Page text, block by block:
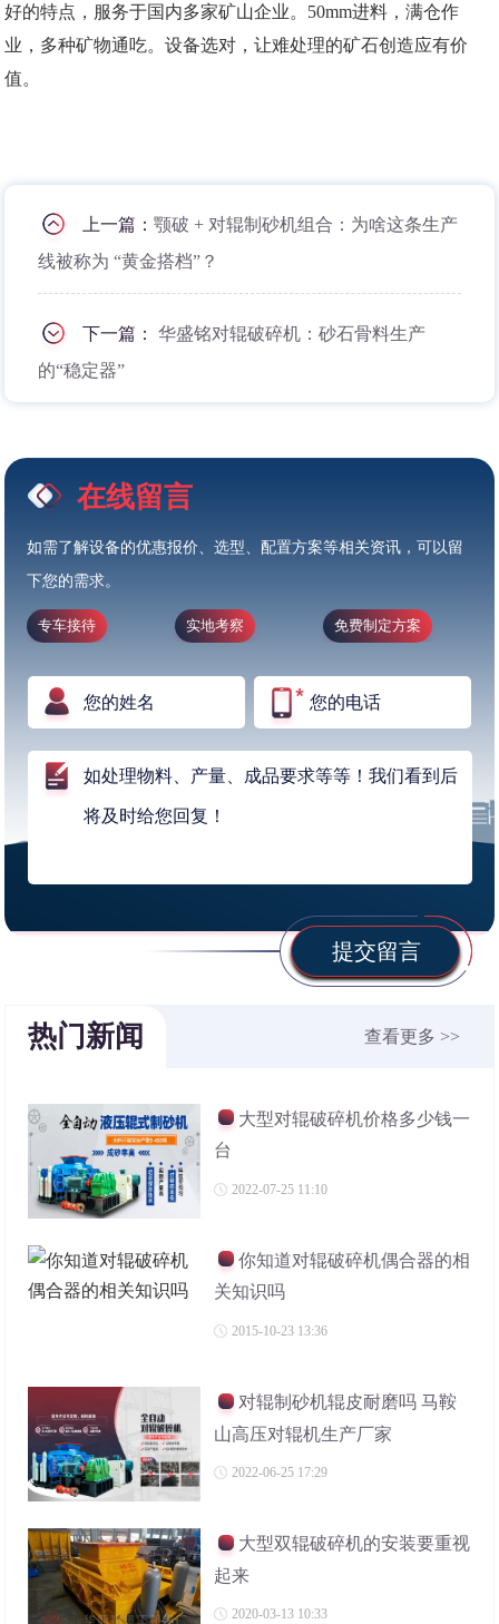
好的特点，服务于国内多家矿山企业。50mm进料，满仓作
业，多种矿物通吃。设备选对，让难处理的矿石创造应有价
值。
上一篇：颚破 + 对辊制砂机组合：为啥这条生产
线被称为 “黄金搭档”？
下一篇：华盛铭对辊破碎机：砂石骨料生产
的“稳定器”
在线留言
如需了解设备的优惠报价、选型、配置方案等相关资讯，可以留
下您的需求。
专车接待 实地考察 免费制定方案
提交留言
热门新闻 查看更多 >>
大型对辊破碎机价格多少钱一
台
2022-07-25 11:10
你知道对辊破碎机偶合器的相
关知识吗
2015-10-23 13:36
对辊制砂机辊皮耐磨吗 马鞍
山高压对辊机生产厂家
2022-06-25 17:29
大型双辊破碎机的安装要重视
起来
2020-03-13 10:33